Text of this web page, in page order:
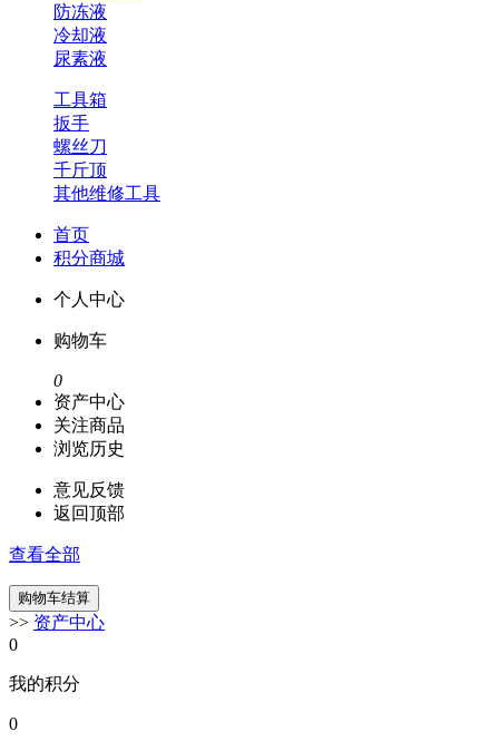
防冻液
冷却液
尿素液
工具箱
扳手
螺丝刀
千斤顶
其他维修工具
首页
积分商城
个人中心
购物车
0
资产中心
关注商品
浏览历史
意见反馈
返回顶部
查看全部
>> 资产中心
0
我的积分
0